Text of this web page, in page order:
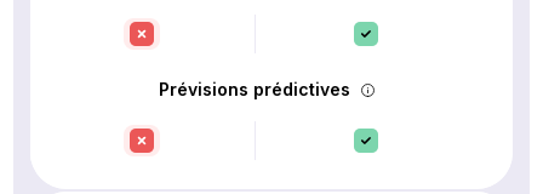
Prévisions prédictives